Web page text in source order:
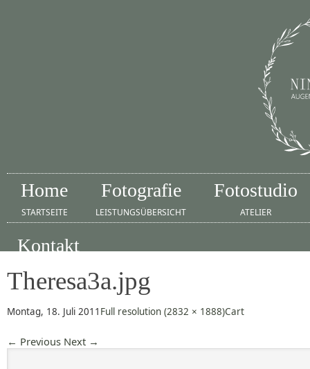
Home
STARTSEITE
Fotografie
LEISTUNGSÜBERSICHT
Fotostudio
ATELIER
Kontakt
Theresa3a.jpg
Montag, 18. Juli 2011 Full resolution (2832 × 1888)Cart
← Previous Next →